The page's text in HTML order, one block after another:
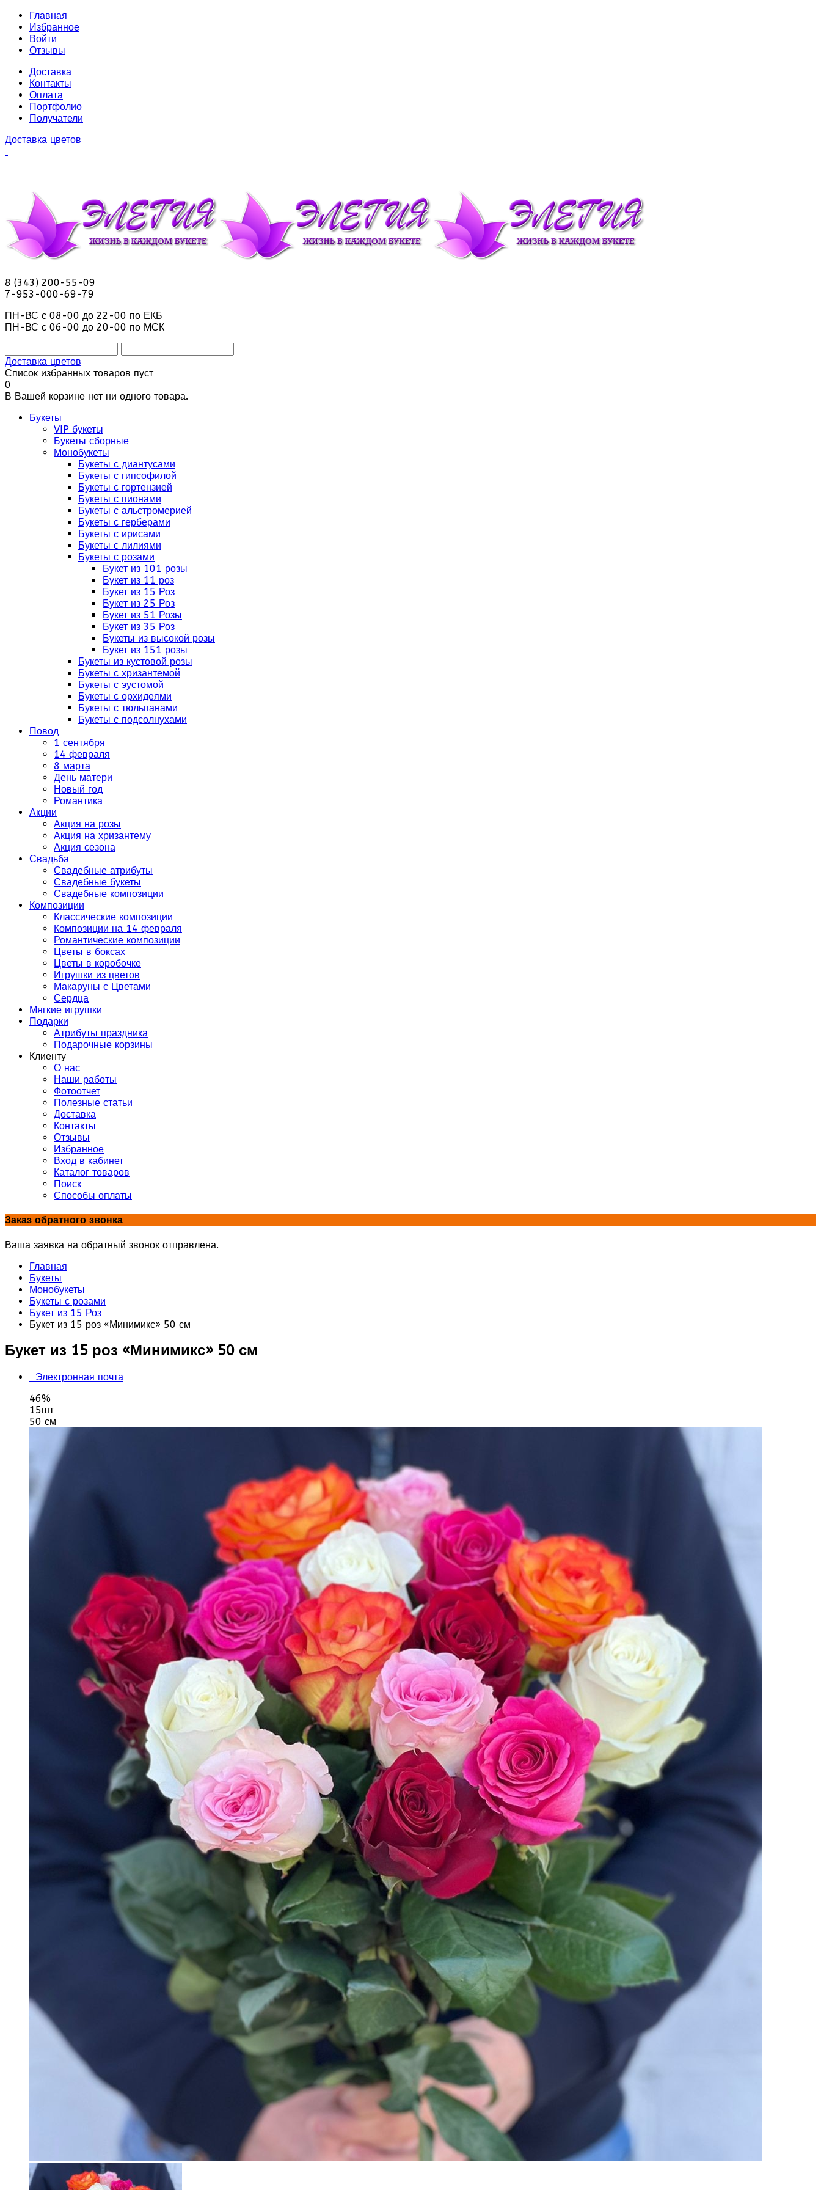
Главная
Избранное
Войти
Отзывы
Доставка
Контакты
Оплата
Портфолио
Получатели
Доставка цветов
8 (343) 200-55-09
7-953-000-69-79
ПН-ВС с 08-00 до 22-00 по ЕКБ
ПН-ВС с 06-00 до 20-00 по МСК
Доставка цветов
Список избранных товаров пуст
0
В Вашей корзине нет ни одного товара.
Букеты
VIP букеты
Букеты сборные
Монобукеты
Букеты с диантусами
Букеты с гипсофилой
Букеты с гортензией
Букеты с пионами
Букеты с альстромерией
Букеты с герберами
Букеты с ирисами
Букеты с лилиями
Букеты с розами
Букет из 101 розы
Букет из 11 роз
Букет из 15 Роз
Букет из 25 Роз
Букет из 51 Розы
Букет из 35 Роз
Букеты из высокой розы
Букет из 151 розы
Букеты из кустовой розы
Букеты с хризантемой
Букеты с эустомой
Букеты с орхидеями
Букеты с тюльпанами
Букеты с подсолнухами
Повод
1 сентября
14 февраля
8 марта
День матери
Новый год
Романтика
Акции
Акция на розы
Акция на хризантему
Акция сезона
Свадьба
Свадебные атрибуты
Свадебные букеты
Свадебные композиции
Композиции
Классические композиции
Композиции на 14 февраля
Романтические композиции
Цветы в боксах
Цветы в коробочке
Игрушки из цветов
Макаруны с Цветами
Сердца
Мягкие игрушки
Подарки
Атрибуты праздника
Подарочные корзины
Клиенту
О нас
Наши работы
Фотоотчет
Полезные статьи
Доставка
Контакты
Отзывы
Избранное
Вход в кабинет
Каталог товаров
Поиск
Способы оплаты
Заказ обратного звонка
Ваша заявка на обратный звонок отправлена.
Главная
Букеты
Монобукеты
Букеты с розами
Букет из 15 Роз
Букет из 15 роз «Минимикс» 50 см
Букет из 15 роз «Минимикс» 50 см
Электронная почта
46%
15шт
50 см